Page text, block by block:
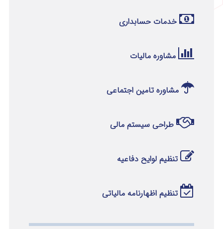
خدمات حسابداری
مشاوره مالیات
مشاوره تامین اجتماعی
طراحی سیستم مالی
تنظیم لوایح دفاعیه
تنظیم اظهارنامه مالیاتی